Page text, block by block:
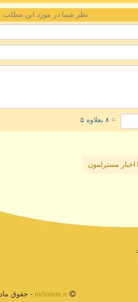
نظر شما در مورد این مطلب
= ۸ بعلاوه ۵
اخبار مسترلمون
mrlemon.ir - حقوق